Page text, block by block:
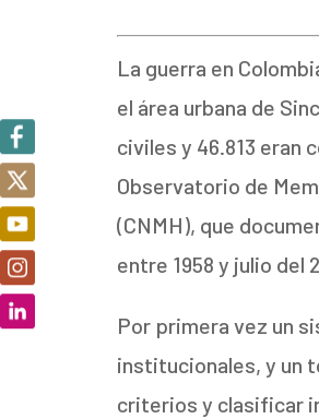
La guerra en
el área urbana de
civiles y 46.813 eran
Observatorio de
(CNMH), que
entre 1958 y julio del
Por primera vez un
institucionales, y un
criterios y clasificar